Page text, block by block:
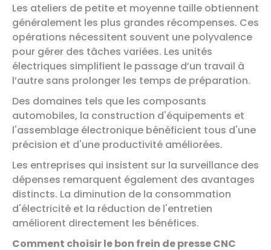
Les ateliers de petite et moyenne taille obtiennent
généralement les plus grandes récompenses. Ces
opérations nécessitent souvent une polyvalence
pour gérer des tâches variées. Les unités
électriques simplifient le passage d’un travail à
l’autre sans prolonger les temps de préparation.
Des domaines tels que les composants
automobiles, la construction d'équipements et
l'assemblage électronique bénéficient tous d'une
précision et d'une productivité améliorées.
Les entreprises qui insistent sur la surveillance des
dépenses remarquent également des avantages
distincts. La diminution de la consommation
d'électricité et la réduction de l'entretien
améliorent directement les bénéfices.
Comment choisir le bon frein de presse CNC